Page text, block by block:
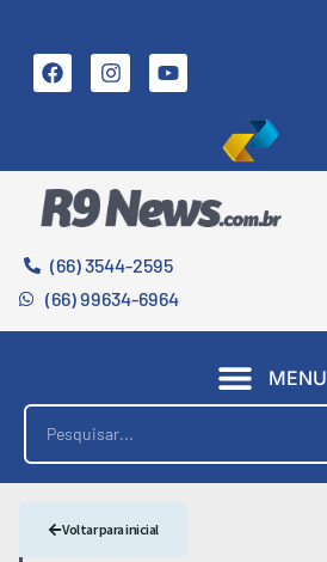
(66) 3544-2595
(66) 99634-6964
MENU
Voltar para inicial